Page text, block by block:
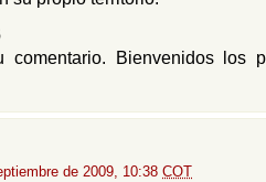
comentario. Bienvenidos los
de 2009, 10:38 COT